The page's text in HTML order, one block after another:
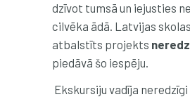
dzīvot tumsā un iejusties
cilvēka ādā. Latvijas
atbalstīts projekts
piedāvā šo iespēju.
Ekskursiju vadīja